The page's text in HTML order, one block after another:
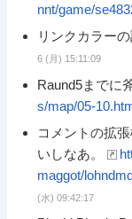
nnt/game/
リンクカラー
6 (月) 15:11:09
Raund5までに
s/map/05-
コメントの拡
いしなあ。
maggot/
(水) 09:42:17